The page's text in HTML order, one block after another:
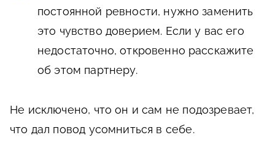
постоянной ревности, нужно заменить
это чувство доверием. Если у вас его
недостаточно, откровенно расскажите
об этом партнеру.
Не исключено, что он и сам не подозревает,
что дал повод усомниться в себе.